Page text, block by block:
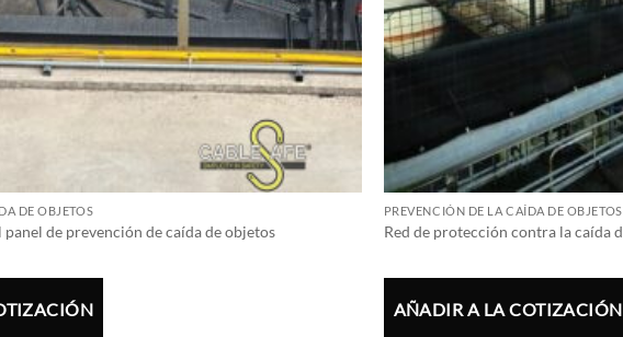
DE OBJETOS
de prevención de caída de objetos
PREVENCIÓN DE LA CAÍDA DE OBJETOS
Red de protección contra la caída
AÑADIR A LA COTIZACIÓN